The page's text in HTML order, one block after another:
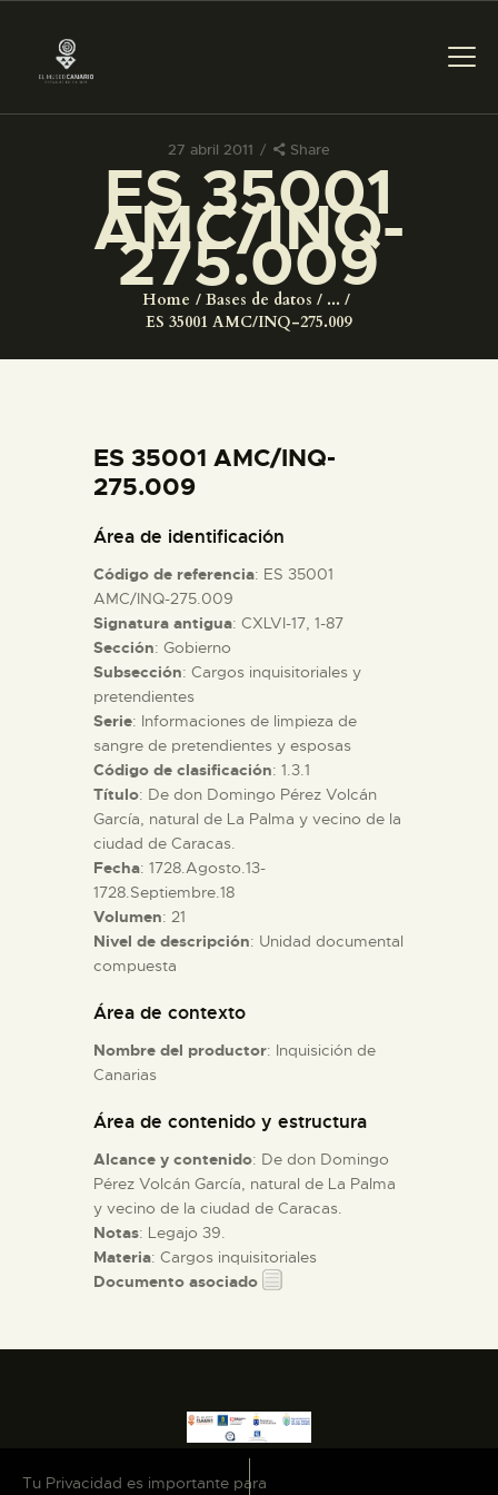
27 abril 2011 Share
ES 35001
AMC/INQ-
275.009
Home Bases de datos
...
ES 35001 AMC/INQ-275.009
PREPARAR LA VISITA
ACTIVIDADES
COLECCIONES
ESPAÑOL
PREPARAR LA VISITA
ACTIVIDADES
█
EL MUSEO
COLECCIONES
ESPAÑOL
ES 35001 AMC/INQ-
275.009
Área de identificación
Código de referencia: ES 35001
AMC/INQ-275.009
Signatura antigua: CXLVI-17, 1-87
Sección: Gobierno
Subsección: Cargos inquisitoriales y
pretendientes
Serie: Informaciones de limpieza de
sangre de pretendientes y esposas
Código de clasificación: 1.3.1
Título: De don Domingo Pérez Volcán
García, natural de La Palma y vecino de la
ciudad de Caracas.
Fecha: 1728.Agosto.13-
1728.Septiembre.18
Volumen: 21
Nivel de descripción: Unidad documental
compuesta
Área de contexto
Nombre del productor: Inquisición de
Canarias
Área de contenido y estructura
Alcance y contenido: De don Domingo
Pérez Volcán García, natural de La Palma
y vecino de la ciudad de Caracas.
Notas: Legajo 39.
Materia: Cargos inquisitoriales
Documento asociado
Tu Privacidad es importante para